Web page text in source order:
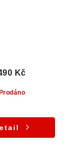
Prodáno
Kč